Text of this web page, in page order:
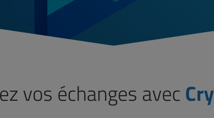
vos échanges avec